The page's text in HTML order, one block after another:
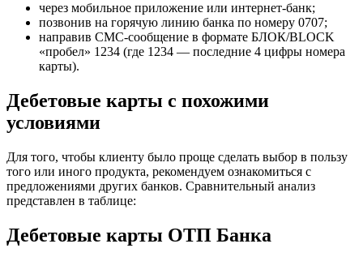
через мобильное приложение или интернет-банк;
позвонив на горячую линию банка по номеру 0707;
направив СМС-сообщение в формате БЛОК/BLOCK
«пробел» 1234 (где 1234 — последние 4 цифры номера
карты).
Дебетовые карты с похожими
условиями
Для того, чтобы клиенту было проще сделать выбор в пользу
того или иного продукта, рекомендуем ознакомиться с
предложениями других банков. Сравнительный анализ
представлен в таблице:
Дебетовые карты ОТП Банка